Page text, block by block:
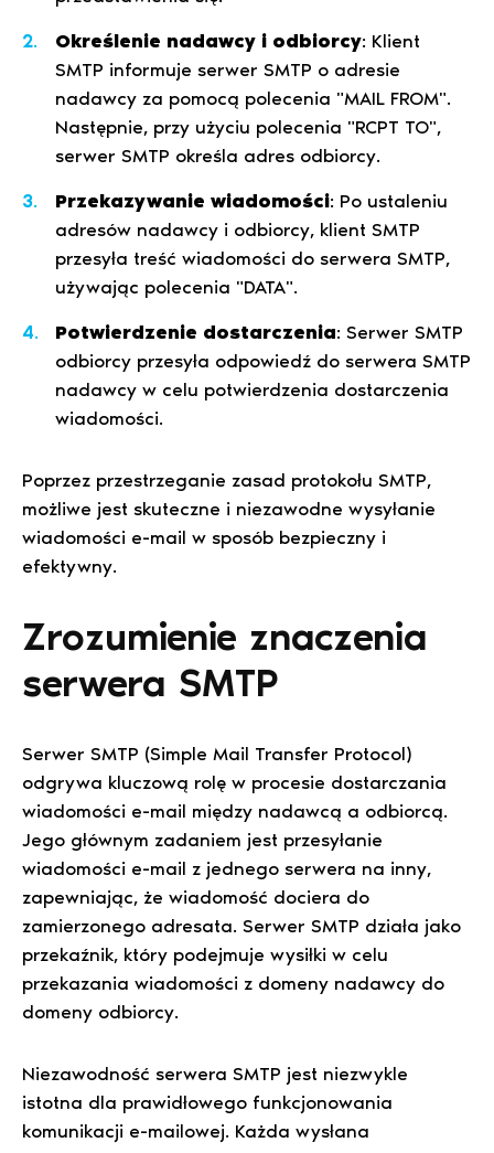
Określenie nadawcy i odbiorcy: Klient
SMTP informuje serwer SMTP o adresie
nadawcy za pomocą polecenia "MAIL FROM".
Następnie, przy użyciu polecenia "RCPT TO",
serwer SMTP określa adres odbiorcy.
Przekazywanie wiadomości: Po ustaleniu
adresów nadawcy i odbiorcy, klient SMTP
przesyła treść wiadomości do serwera SMTP,
używając polecenia "DATA".
Potwierdzenie dostarczenia: Serwer SMTP
odbiorcy przesyła odpowiedź do serwera SMTP
nadawcy w celu potwierdzenia dostarczenia
wiadomości.
Poprzez przestrzeganie zasad protokołu SMTP,
możliwe jest skuteczne i niezawodne wysyłanie
wiadomości e-mail w sposób bezpieczny i
efektywny.
Zrozumienie znaczenia
serwera SMTP
Serwer SMTP (Simple Mail Transfer Protocol)
odgrywa kluczową rolę w procesie dostarczania
wiadomości e-mail między nadawcą a odbiorcą.
Jego głównym zadaniem jest przesyłanie
wiadomości e-mail z jednego serwera na inny,
zapewniając, że wiadomość dociera do
zamierzonego adresata. Serwer SMTP działa jako
przekaźnik, który podejmuje wysiłki w celu
przekazania wiadomości z domeny nadawcy do
domeny odbiorcy.
Niezawodność serwera SMTP jest niezwykle
istotna dla prawidłowego funkcjonowania
komunikacji e-mailowej. Każda wysłana